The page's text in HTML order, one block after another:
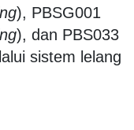
), PBSG001
), dan PBS033
sistem lelang